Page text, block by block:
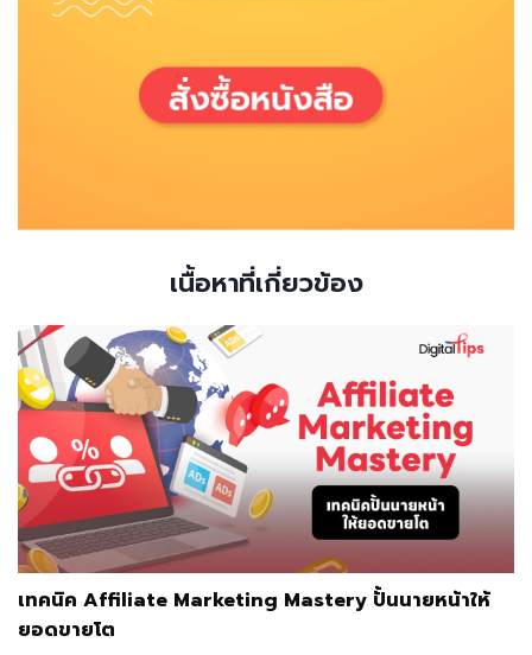
เนื้อหาที่เกี่ยวข้อง
เทคนิค Affiliate Marketing Mastery ปั้นนายหน้าให้
ยอดขายโต